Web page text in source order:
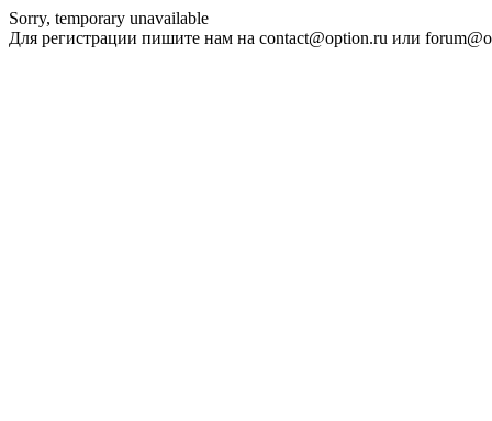
Sorry, temporary unavailable
Для регистрации пишите нам на contact@option.ru или